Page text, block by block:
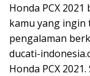
Honda PCX
kamu yang ingin
pengalaman
ducati-
Honda PCX